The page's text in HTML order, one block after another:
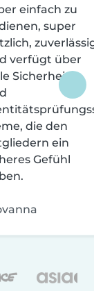
einfach zu
super
verfügt über
Sicherheits-
die den
ein
Gefühl